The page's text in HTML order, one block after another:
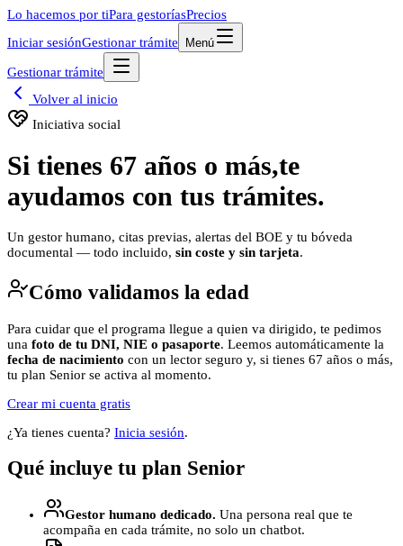
Lo hacemos por tiPara gestoríasPrecios
Iniciar sesiónGestionar trámite Menú
Gestionar trámite
Volver al inicio
Iniciativa social
Si tienes 67 años o más,te
ayudamos con tus trámites.
Un gestor humano, citas previas, alertas del BOE y tu bóveda
documental — todo incluido, sin coste y sin tarjeta.
Cómo validamos la edad
Para cuidar que el programa llegue a quien va dirigido, te pedimos
una foto de tu DNI, NIE o pasaporte. Leemos automáticamente la
fecha de nacimiento con un lector seguro y, si tienes 67 años o más,
tu plan Senior se activa al momento.
Crear mi cuenta gratis
¿Ya tienes cuenta? Inicia sesión.
Qué incluye tu plan Senior
Gestor humano dedicado. Una persona real que te
acompaña en cada trámite, no solo un chatbot.